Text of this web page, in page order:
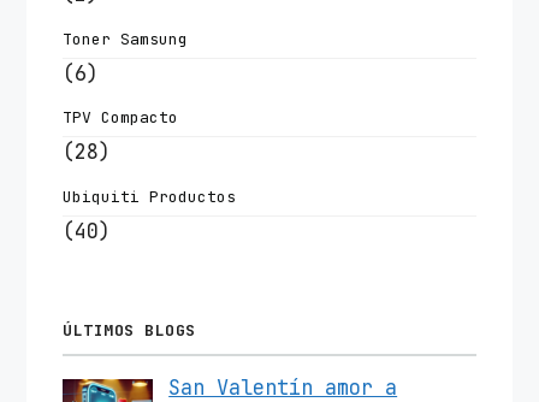
Toner Samsung
(6)
TPV Compacto
(28)
Ubiquiti Productos
(40)
ÚLTIMOS BLOGS
San Valentín amor a